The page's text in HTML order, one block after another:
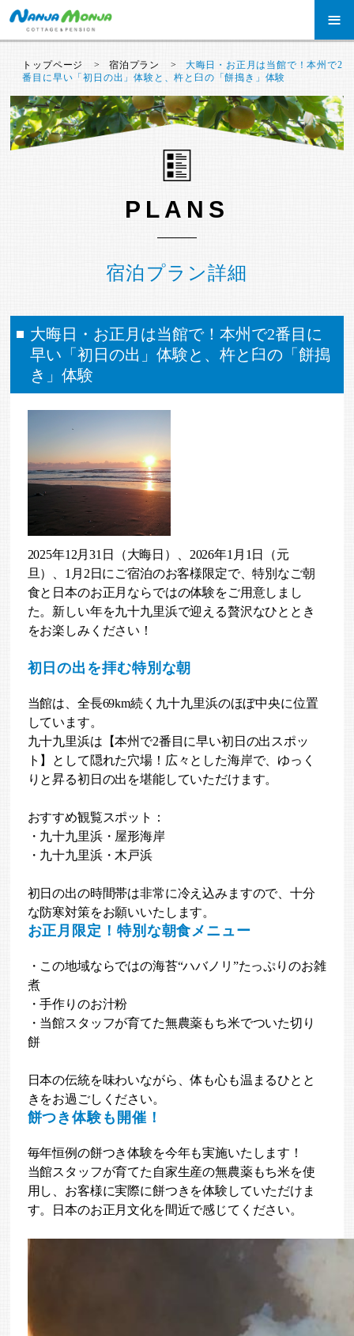
≡
トップページ 宿泊プラン
大晦日・お正月は当館で！本州で2
番目に早い「初日の出」体験と、杵と臼の「餅搗き」体験
PLANS
宿泊プラン詳細
大晦日・お正月は当館で！本州で2番目に
早い「初日の出」体験と、杵と臼の「餅搗
き」体験
2025年12月31日（大晦日）、2026年1月1日（元
旦）、1月2日にご宿泊のお客様限定で、特別なご朝
食と日本のお正月ならではの体験をご用意しまし
た。新しい年を九十九里浜で迎える贅沢なひととき
をお楽しみください！
初日の出を拝む特別な朝
当館は、全長69km続く九十九里浜のほぼ中央に位置
しています。
九十九里浜は【本州で2番目に早い初日の出スポッ
ト】として隠れた穴場！広々とした海岸で、ゆっく
りと昇る初日の出を堪能していただけます。
おすすめ観覧スポット：
・九十九里浜・屋形海岸
・九十九里浜・木戸浜
初日の出の時間帯は非常に冷え込みますので、十分
な防寒対策をお願いいたします。
お正月限定！特別な朝食メニュー
・この地域ならではの海苔“ハバノリ”たっぷりのお雑
煮
・手作りのお汁粉
・当館スタッフが育てた無農薬もち米でついた切り
餅
日本の伝統を味わいながら、体も心も温まるひとと
きをお過ごしください。
餅つき体験も開催！
毎年恒例の餅つき体験を今年も実施いたします！
当館スタッフが育てた自家生産の無農薬もち米を使
用し、お客様に実際に餅つきを体験していただけま
す。日本のお正月文化を間近で感じてください。